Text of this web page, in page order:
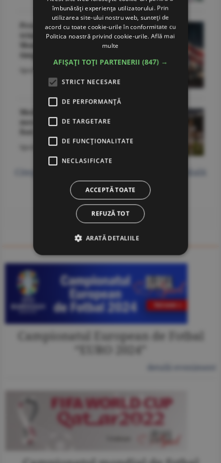
Presa spaniolă după
triumful de la Cupa
Mondială: "Regii tuturor
timpurilor!”
Medalii de bronz, după un
meci de aur - finala mică a
fost mare
/Dan Nicolaie - 19 iulie,
FIFA - 2026
ALTE EVENIMENTE
Campionatul European de Fotbal
“EURO 2024”
îmbunătăți experiența utilizatorului. Prin
utilizarea site-ului nostru web, sunteți de
acord cu toate cookie-urile în conformitate cu
Politica noastră privind cookie-urile.Află mai
multe
AFIȘAȚI TOȚI PARTENERII (847) →
STRICT NECESARE
DE PERFORMANȚĂ
DE TARGETARE
DE FUNCŢIONALITATE
NECLASIFICATE
ACCEPTĂ TOATE
REFUZĂ TOT
ARATĂ DETALIILE